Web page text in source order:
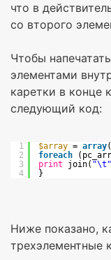
что в
со второго
Чтобы
элементами
каретки в конце
следующий код:
1
2
3
4
$array = array(
foreach
print
join( "\t"
}
Ниже показано,
трехэлементные